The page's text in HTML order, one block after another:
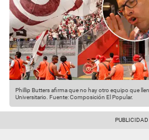
Phillip Butters afirma que no hay otro equipo que
Universitario. Fuente: Composición El Popular.